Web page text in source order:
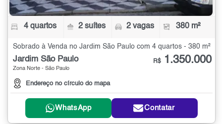
4 quartos 2 suítes 2 vagas 380 m²
Sobrado à Venda no Jardim São Paulo com 4 quartos - 380 m²
Jardim São Paulo
Zona Norte - São Paulo
Endereço no círculo do mapa
R$ 1.350.000
WhatsApp Contatar